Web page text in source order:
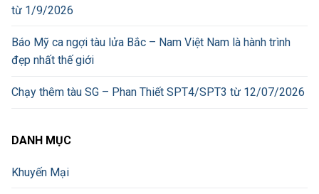
từ 1/9/2026
Báo Mỹ ca ngợi tàu lửa Bắc – Nam Việt Nam là hành trình
đẹp nhất thế giới
Chạy thêm tàu SG – Phan Thiết SPT4/SPT3 từ 12/07/2026
DANH MỤC
Khuyến Mại